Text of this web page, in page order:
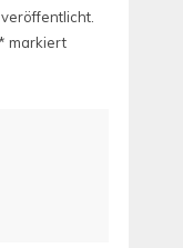
* markiert